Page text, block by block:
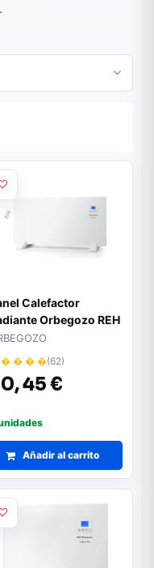
Calefactor
Orbegozo REH
A/ 1000W
� � �(62)
45 €
Añadir al carrito